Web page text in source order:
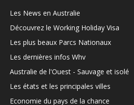
Les News en Australie
Découvrez le Working Holiday Visa
Les plus beaux Parcs Nationaux
Les dernières infos Whv
Australie de l'Ouest - Sauvage et isolé
Les états et les principales villes
Economie du pays de la chance